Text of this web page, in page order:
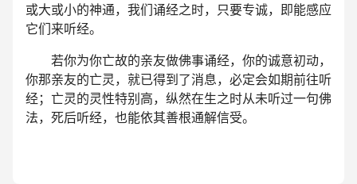
或大或小的神通，我们诵经之时，只要专诚，即能感应
它们来听经。
若你为你亡故的亲友做佛事诵经，你的诚意初动，
你那亲友的亡灵，就已得到了消息，必定会如期前往听
经；亡灵的灵性特别高，纵然在生之时从未听过一句佛
法，死后听经，也能依其善根通解信受。